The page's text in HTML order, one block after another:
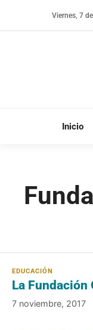
Viernes, 7
Inicio
La Fundación
7 noviembre, 2017